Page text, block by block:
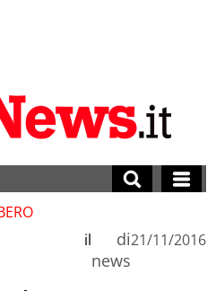
di
news
il 21/11/2016